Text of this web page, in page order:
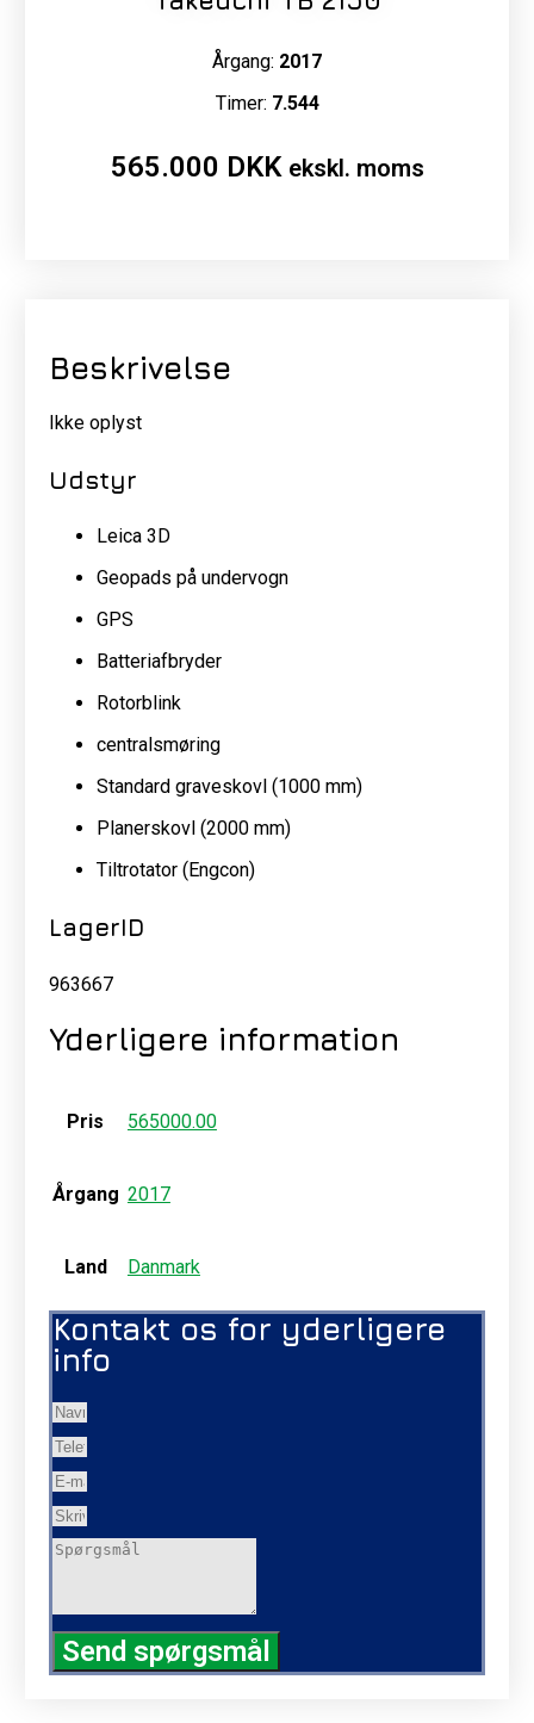
Årgang: 2017
Timer: 7.544
565.000 DKK ekskl. moms
Beskrivelse
Ikke oplyst
Udstyr
Leica 3D
Geopads på undervogn
GPS
Batteriafbryder
Rotorblink
centralsmøring
Standard graveskovl (1000 mm)
Planerskovl (2000 mm)
Tiltrotator (Engcon)
LagerID
963667
Yderligere information
Pris 565000.00
Årgang 2017
Land Danmark
Kontakt os for yderligere
info
Send spørgsmål